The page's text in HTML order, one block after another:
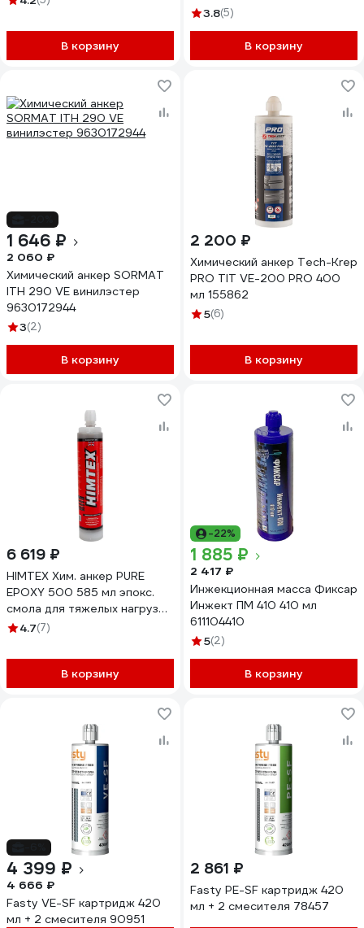
В корзину
3.8(5)
В корзину
1 646 ₽
2 060 ₽
Химический анкер SORMAT
ITH 290 VE винилэстер
9630172944
3(2)
В корзину
2 200 ₽
Химический анкер Tech-Krep
PRO TIT VE-200 PRO 400
мл 155862
5(6)
В корзину
6 619 ₽
HIMTEX Хим. анкер PURE
EPOXY 500 585 мл эпокс.
смола для тяжелых нагрузок
+ 1 насадка HIM500585
4.7(7)
В корзину
-22%
1 885 ₽
2 417 ₽
Инжекционная масса Фиксар
Инжект ПМ 410 410 мл
611104410
5(2)
В корзину
4 399 ₽
4 666 ₽
Fasty VE-SF картридж 420
мл + 2 смесителя 90951
2 861 ₽
Fasty PE-SF картридж 420
мл + 2 смесителя 78457